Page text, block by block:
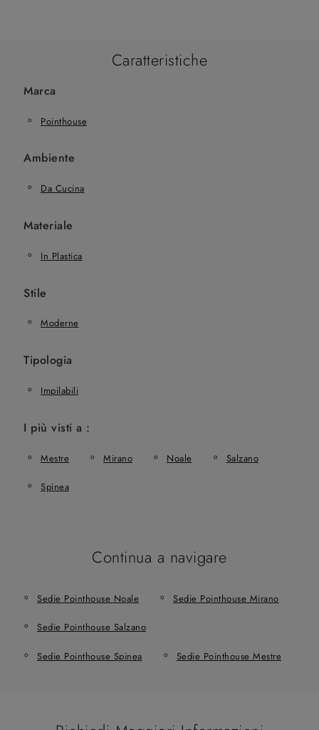
Caratteristiche
Marca
Pointhouse
Ambiente
Da Cucina
Materiale
In Plastica
Stile
Moderne
Tipologia
Impilabili
I più visti a :
Mestre Mirano Noale Salzano
Spinea
Continua a navigare
Sedie Pointhouse Noale Sedie Pointhouse Mirano
Sedie Pointhouse Salzano
Sedie Pointhouse Spinea Sedie Pointhouse Mestre